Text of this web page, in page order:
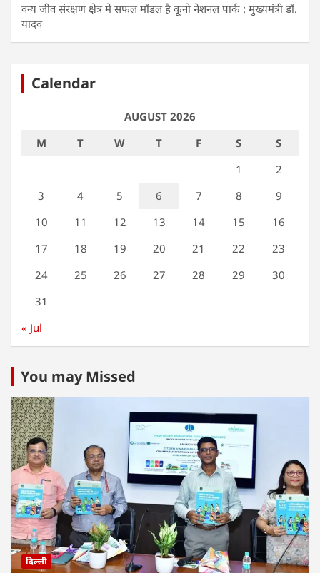
वन्य जीव संरक्षण क्षेत्र में सफल मॉडल है कूनो नेशनल पार्क : मुख्यमंत्री डॉ.
यादव
Calendar
AUGUST 2026
M
T W T F S
S
1
2
3
4 5 6 7 8
9
10
11 12 13 14 15
16
17
18 19 20 21 22
23
24
25 26 27 28 29
30
31
« Jul
You may Missed
दिल्ली